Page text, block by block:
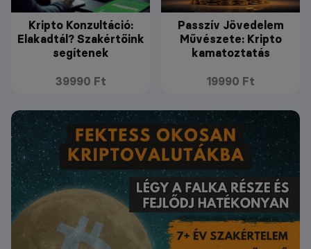
Kripto Konzultáció:
Elakadtál? Szakértőink
segítenek
39990 Ft
Passzív Jövedelem
Művészete: Kripto
kamatoztatás
19990 Ft